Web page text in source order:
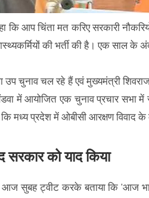
कि आप चिंता मत करिए सरकारी
की भर्ती की है। एक साल के
चुनाव चल रहे हैं एवं मुख्यमंत्री शिवराज
में आयोजित एक चुनाव प्रचार सभा में
मध्य प्रदेश में ओबीसी आरक्षण विवाद के
सरकार को याद किया
आज सुबह ट्वीट करके बताया कि 'आज